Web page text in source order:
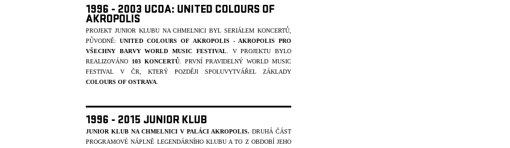
1996 - 2003 UCOA: UNITED COLOURS OF
AKROPOLIS
PROJEKT JUNIOR KLUBU NA CHMELNICI BYL SERIÁLEM KONCERTŮ,
PŮVODNĚ:UNITED COLOURS OF AKROPOLIS - AKROPOLIS PRO
VŠECHNY BARVY WORLD MUSIC FESTIVAL. V PROJEKTU BYLO
REALIZOVÁNO
103 KONCERTŮ. PRVNÍ PRAVIDELNÝ WORLD MUSIC
FESTIVAL V ČR, KTERÝ POZDĚJI SPOLUVYTVÁŘEL ZÁKLADY
COLOURS OF OSTRAVA
1996 - 2015 JUNIOR KLUB
JUNIOR KLUB NA CHMELNICI V PALÁCI AKROPOLIS. DRUHÁ ČÁST
PROGRAMOVÉ NÁPLNĚ LEGENDÁRNÍHO KLUBU A TO Z OBDOBÍ JEHO